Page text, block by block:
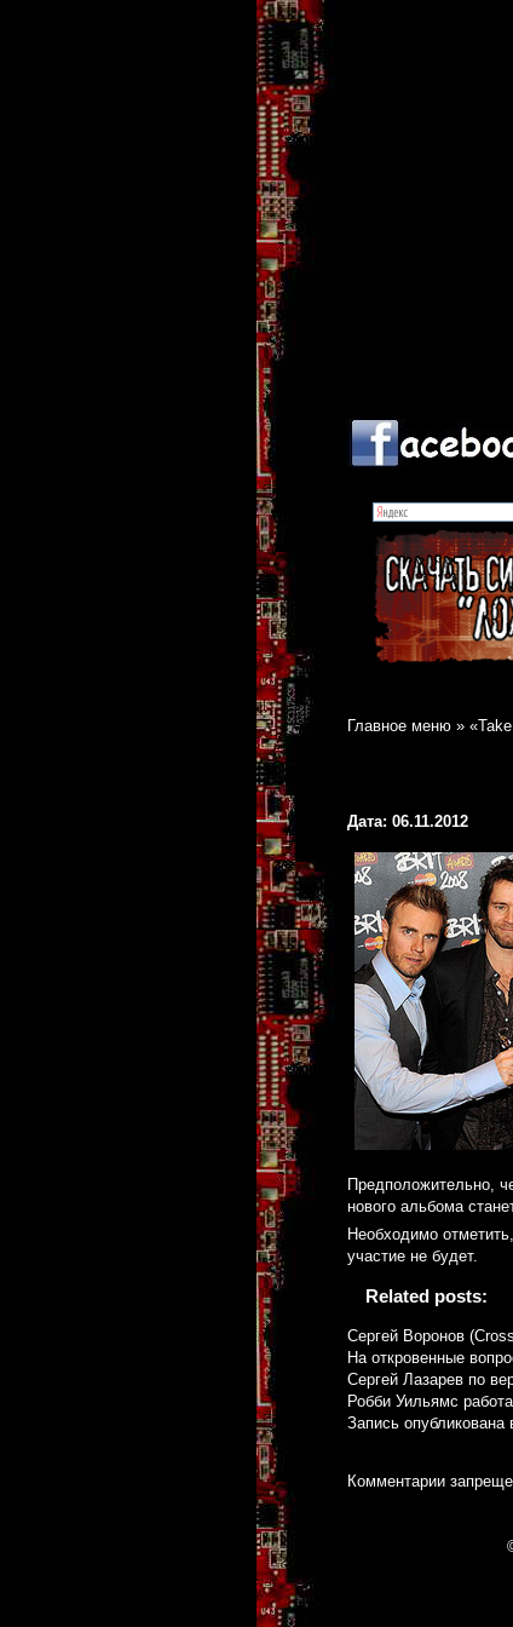
Главное меню »
Дата: 06.11.2012
Предположительно,
нового альбома
Необходимо
участие не будет.
Related posts:
Сергей Воронов
На откровенные
Сергей Лазарев по
Робби Уильямс
Запись опубликована
Комментарии